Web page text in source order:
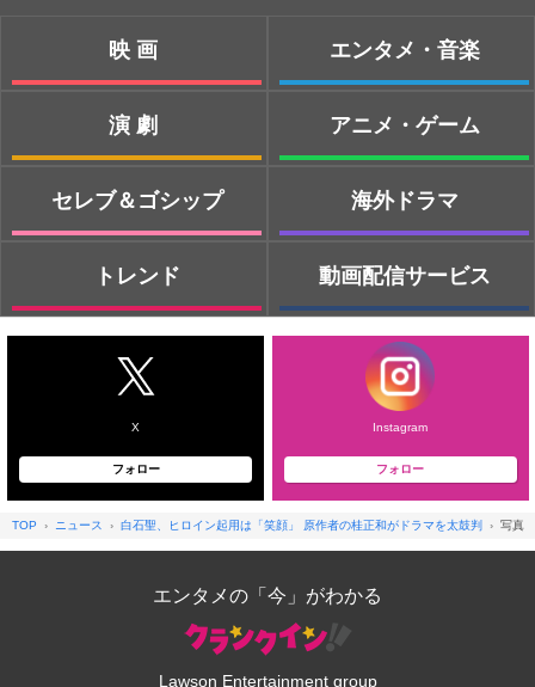
映画
演劇
セレブ＆ゴシップ
トレンド
エンタメ・音楽
アニメ・ゲーム
海外ドラマ
動画配信サービス
X
フォロー
Instagram
フォロー
TOP ニュース 白石聖、ヒロイン起用は「笑顔」 原作者の桂正和がドラマを太鼓判 写真
エンタメの「今」がわかる
Lawson Entertainment group